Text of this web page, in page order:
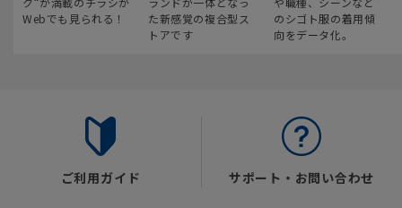
Webでも見られる！
た新感覚の複合型ス
トアです
のシゴト服の着用傾
向をデータ化。
ご利用ガイド サポート・お問い合わせ